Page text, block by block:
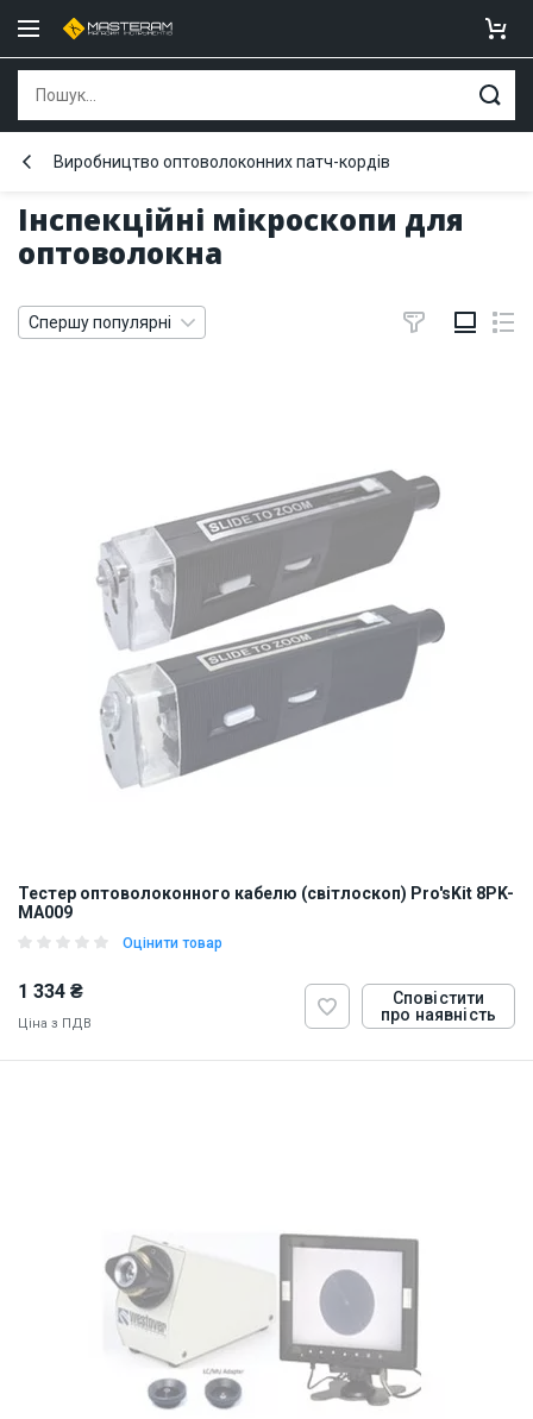
Інспекційні мікроскопи для
оптоволокна
Виробництво оптоволоконних патч-кордів
Спершу популярні
Тестер оптоволоконного кабелю (світлоскоп) Pro'sKit 8PK-
MA009
Оцінити товар
1 334 ₴
Ціна з ПДВ
Сповістити
про наявність